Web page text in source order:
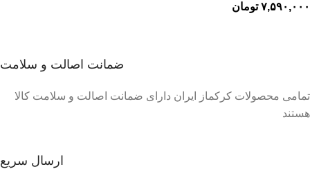
۷,۵۹۰,۰۰۰ تومان
ضمانت اصالت و سلامت
تمامی محصولات کرکماز ایران دارای ضمانت اصالت و سلامت کالا
هستند
ارسال سریع